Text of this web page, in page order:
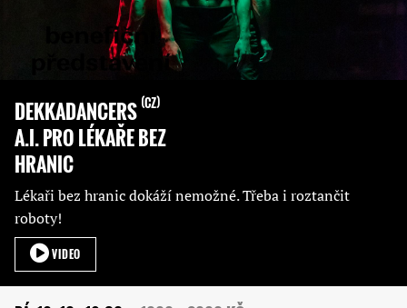
DEKKADANCERS CZ
A.I. PRO LÉKAŘE BEZ
HRANIC
Lékaři bez hranic dokáží nemožné. Třeba i roztančit
roboty!
VIDEO